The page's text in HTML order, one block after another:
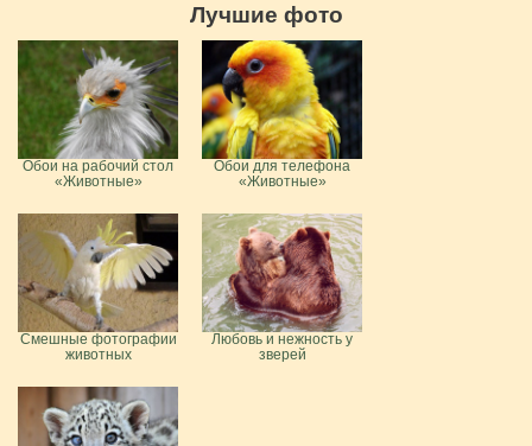
Лучшие фото
Обои на рабочий стол
«Животные»
Обои для телефона
«Животные»
Смешные фотографии
животных
Любовь и нежность у
зверей